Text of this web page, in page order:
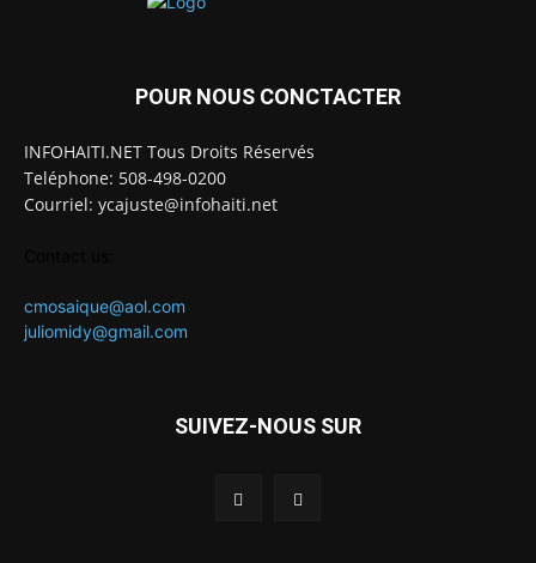
POUR NOUS CONCTACTER
INFOHAITI.NET Tous Droits Réservés
Teléphone: 508-498-0200
Courriel: ycajuste@infohaiti.net
cmosaique@aol.com
juliomidy@gmail.com
SUIVEZ-NOUS SUR